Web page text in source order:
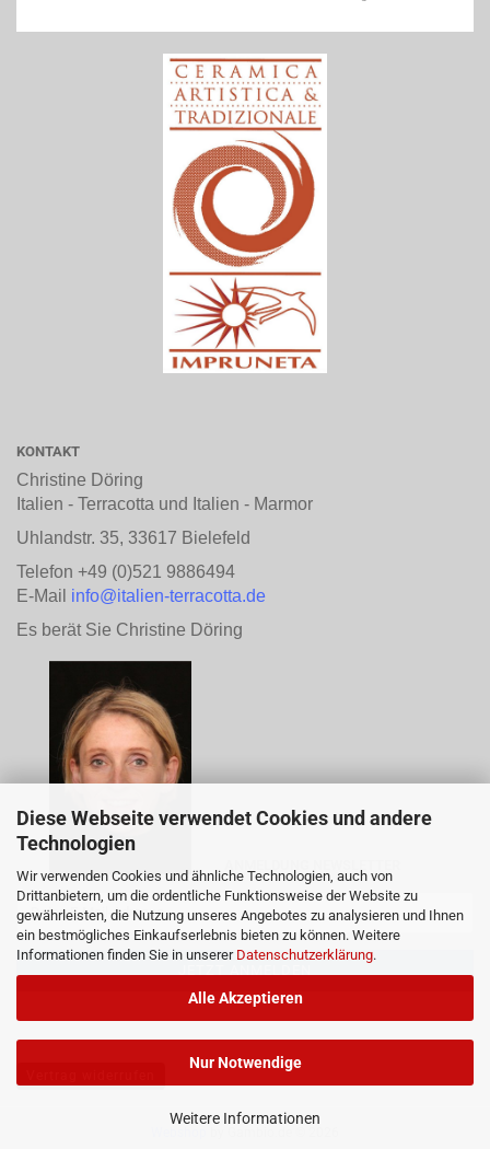
Diese Webseite verwendet Cookies und andere
Technologien
Wir verwenden Cookies und ähnliche Technologien, auch von
Drittanbietern, um die ordentliche Funktionsweise der Website zu
gewährleisten, die Nutzung unseres Angebotes zu analysieren und Ihnen
ein bestmögliches Einkaufserlebnis bieten zu können. Weitere
Informationen finden Sie in unserer Datenschutzerklärung.
Alle Akzeptieren
Nur Notwendige
Weitere Informationen
KONTAKT
Christine Döring
Italien - Terracotta und Italien - Marmor
Uhlandstr. 35, 33617 Bielefeld
Telefon +49 (0)521 9886494
E-Mail info@italien-terracotta.de
Es berät Sie Christine Döring